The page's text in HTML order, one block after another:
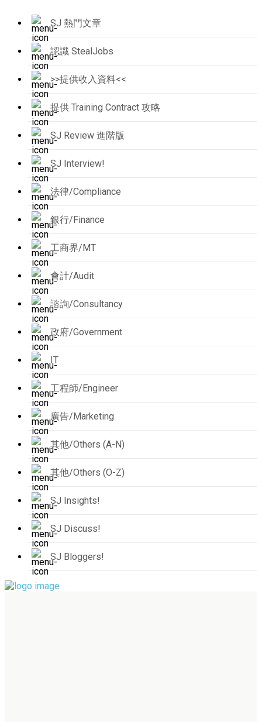
SJ 熱門文章
認識 StealJobs
>>提供收入資料<<
提供 Training Contract 攻略
SJ Review 進階版
SJ Interview!
法律/Compliance
銀行/Finance
工商界/MT
會計/Audit
諮詢/Consultancy
政府/Government
IT
工程師/Engineer
廣告/Marketing
其他/Others (A-N)
其他/Others (O-Z)
SJ Insights!
SJ Discuss!
SJ Bloggers!